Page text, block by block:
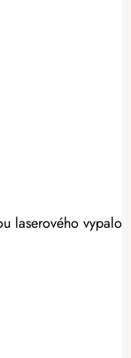
laserového